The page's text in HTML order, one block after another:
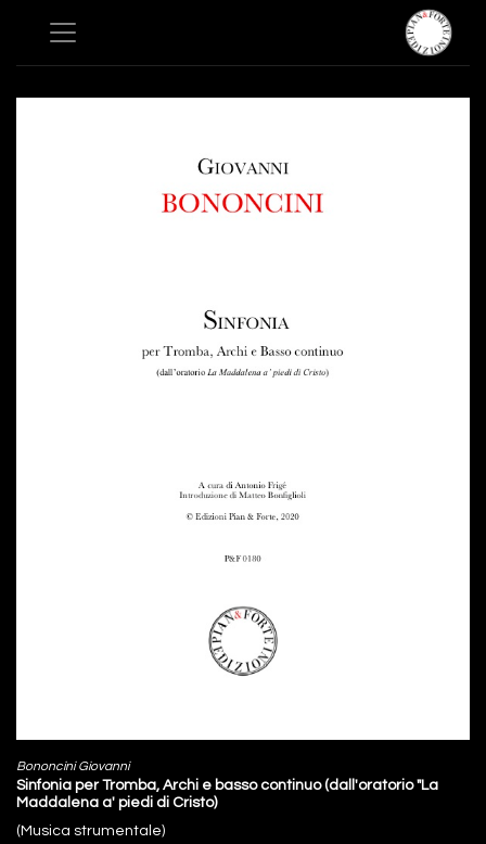
Bononcini Giovanni
Sinfonia per Tromba, Archi e basso continuo (dall'oratorio "La
Maddalena a' piedi di Cristo)
(Musica strumentale)